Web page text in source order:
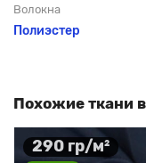
Волокна
Полиэстер
Похожие ткани
290 гр/м²